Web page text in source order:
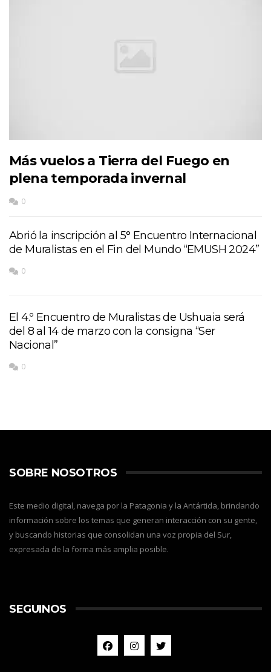
Más vuelos a Tierra del Fuego en
plena temporada invernal
0
Abrió la inscripción al 5° Encuentro Internacional
de Muralistas en el Fin del Mundo “EMUSH 2024”
0
El 4.º Encuentro de Muralistas de Ushuaia será
del 8 al 14 de marzo con la consigna “Ser
Nacional”
0
SOBRE NOSOTROS
Este medio digital, navega por la Patagonia y la Antártida, brindando
información sobre los temas que generan interacción con su gente,
y buscando historias que consolidan una voz propia del Sur,
expresada de la forma más amplia posible.
SEGUINOS